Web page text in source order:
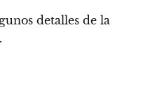
detalles de la